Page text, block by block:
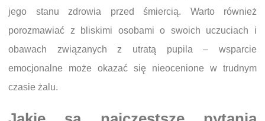
jego stanu zdrowia przed śmiercią. Warto również
porozmawiać z bliskimi osobami o swoich uczuciach i
obawach związanych z utratą pupila – wsparcie
emocjonalne może okazać się nieocenione w trudnym
czasie żalu.